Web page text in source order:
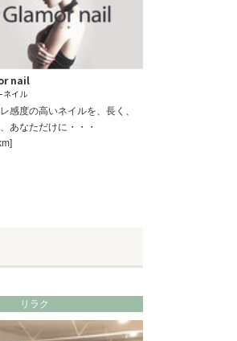
nail
ネイル
感度の高いネイルを、長く、
あなただけに・・・
リラク